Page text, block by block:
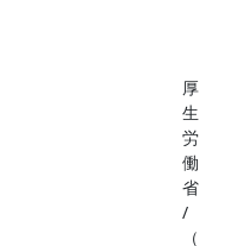
厚
生
労
働
省
/
（